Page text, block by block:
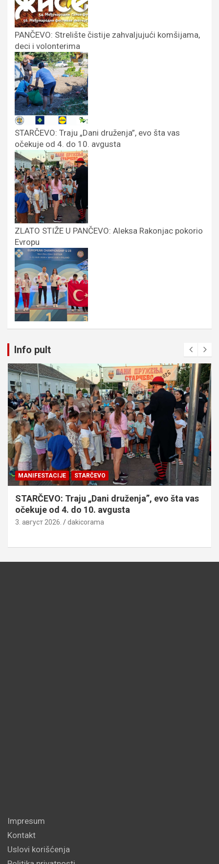
PANČEVO: Strelište čistije zahvaljujući komšijama,
deci i volonterima
STARČEVO: Traju „Dani druženja”, evo šta vas
očekuje od 4. do 10. avgusta
ZLATO STIŽE U PANČEVO: Aleksa Rakonjac pokorio
Evropu
Info pult
MANIFESTACIJE STARČEVO
STARČEVO: Traju „Dani druženja”, evo šta vas
očekuje od 4. do 10. avgusta
3. август 2026. dakicorama
Impresum
Kontakt
Uslovi korišćenja